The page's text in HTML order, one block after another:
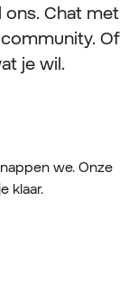
ons. Chat met
Of
je wil.
we. Onze
klaar.